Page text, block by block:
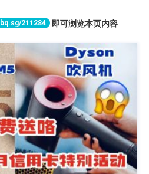
211284 即可浏览本页内容